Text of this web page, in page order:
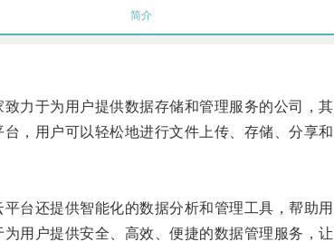
简介
于为用户提供数据存储和管理服务的公司，其
用户可以轻松地进行文件上传、存储、分享和
还提供智能化的数据分析和管理工具，帮助用
户提供安全、高效、便捷的数据管理服务，让